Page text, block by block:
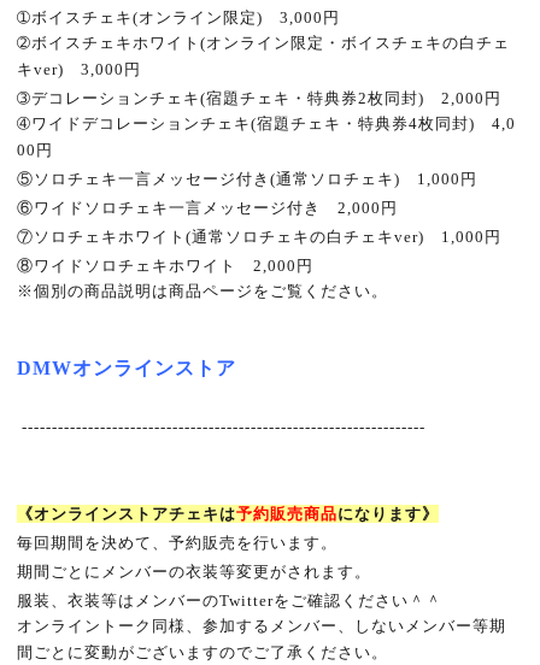
➀ボイスチェキ(オンライン限定) 3,000 円
➁ボイスチェキホワイト(オンライン限定・ボイスチェキの白チェ
キver) 3,000 円
➂デコレーションチェキ(宿題チェキ・特典券2枚同封) 2,000 円
➃ワイドデコレーションチェキ(宿題チェキ・特典券4枚同封)
4,0
00 円
⑤ ソロチェキ一言メッセージ付き(通常ソロチェキ) 1,000 円
⑥ワイドソロチェキ一言メッセージ付き2,000 円
⑦ ソロチェキホワイト(通常ソロチェキの白チェキver) 1,000 円
⑧ワイドソロチェキホワイト2,000 円
※個別の商品説明は商品ページをご覧ください。
DMWオンラインストア
-------------------------------------------------------------------
《オンラインストアチェキは予約販売商品になります》
毎回期間を決めて、予約販売を行います。
期間ごとにメンバーの衣装等変更がされます。
服装、衣装等はメンバーのTwitterをご確認ください＾＾
オンライントーク同様、参加するメンバー、しないメンバー等期
間ごとに変動がございますのでご了承ください。